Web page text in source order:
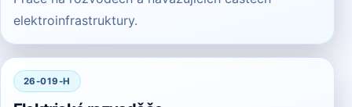
elektroinfrastruktury.
26-019-H